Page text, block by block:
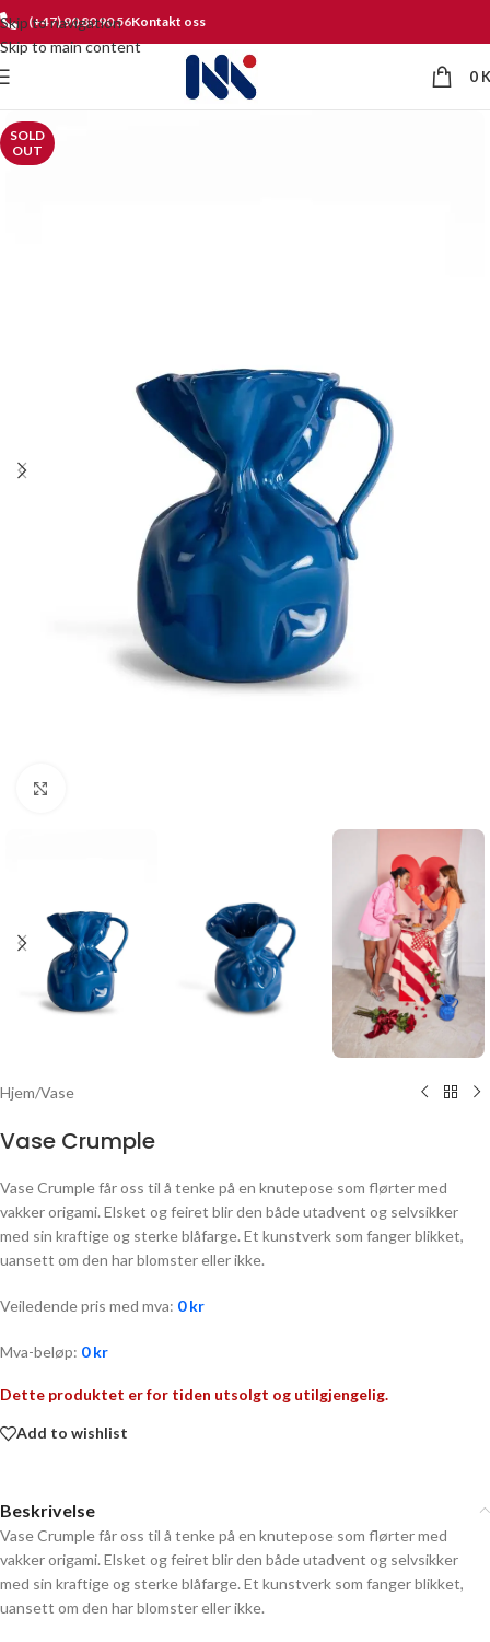
Skip to navigation
Skip to main content
(+47) 90 80 90 56Kontakt oss
0
SOLD
OUT
Hjem/Vase
Vase Crumple
Vase Crumple får oss til å tenke på en knutepose som flørter med
vakker origami. Elsket og feiret blir den både utadvent og selvsikker
med sin kraftige og sterke blåfarge. Et kunstverk som fanger blikket,
uansett om den har blomster eller ikke.
Veiledende pris med mva: 0kr
Mva-beløp: 0kr
Dette produktet er for tiden utsolgt og utilgjengelig.
Add to wishlist
Beskrivelse
Vase Crumple får oss til å tenke på en knutepose som flørter med
vakker origami. Elsket og feiret blir den både utadvent og selvsikker
med sin kraftige og sterke blåfarge. Et kunstverk som fanger blikket,
uansett om den har blomster eller ikke.